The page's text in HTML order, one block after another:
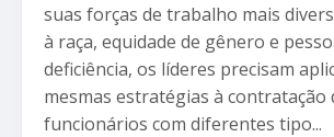
suas forças de trabalho mais
à raça, equidade de gênero e
deficiência, os líderes precisam
mesmas estratégias à contratação
funcionários com diferentes tipo...